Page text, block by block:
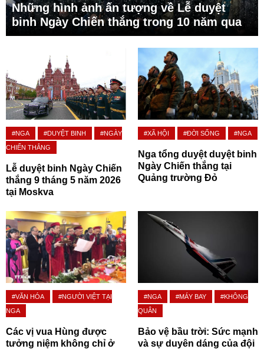
Những hình ảnh ấn tượng về Lễ duyệt
binh Ngày Chiến thắng trong 10 năm qua
#NGA #DUYỆT BINH
#NGÀY
CHIẾN THẮNG
Lễ duyệt binh Ngày Chiến
thắng 9 tháng 5 năm 2026
tại Moskva
#XÃ HỘI #ĐỜI SỐNG #NGA
Nga tổng duyệt duyệt binh
Ngày Chiến thắng tại
Quảng trường Đỏ
#VĂN HÓA
#NGƯỜI VIỆT TẠI
NGA
Các vị vua Hùng được
tưởng niệm không chỉ ở
#NGA #MÁY BAY
#KHÔNG
QUÂN
Bảo vệ bầu trời: Sức mạnh
và sự duyên dáng của đội